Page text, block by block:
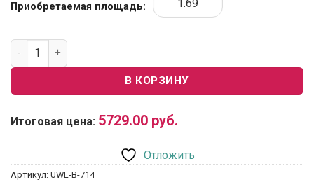
Приобретаемая площадь:
Количество товара Ламинат Underwood White Buffalo
В КОРЗИНУ
Итоговая цена: 5729.00 руб.
Отложить
Артикул: UWL-B-714